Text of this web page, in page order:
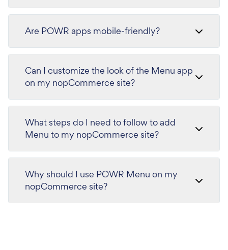
Are POWR apps mobile-friendly?
Can I customize the look of the Menu app
on my nopCommerce site?
What steps do I need to follow to add
Menu to my nopCommerce site?
Why should I use POWR Menu on my
nopCommerce site?